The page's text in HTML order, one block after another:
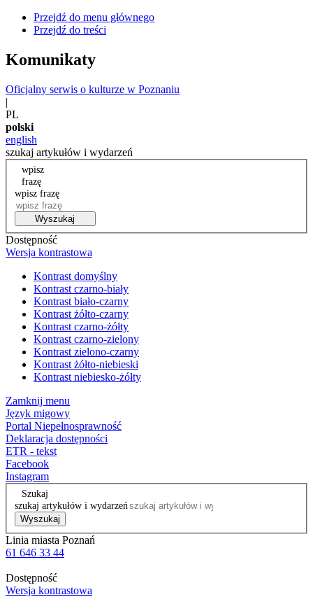
Przejdź do menu głównego
Przejdź do treści
Komunikaty
Oficjalny serwis o kulturze w Poznaniu
|
PL
polski
english
szukaj artykułów i wydarzeń
wpisz
frazę
wpisz frazę
Wyszukaj
Dostępność
Wersja kontrastowa
Kontrast domyślny
Kontrast czarno-biały
Kontrast biało-czarny
Kontrast żółto-czarny
Kontrast czarno-żółty
Kontrast czarno-zielony
Kontrast zielono-czarny
Kontrast żółto-niebieski
Kontrast niebiesko-żółty
Zamknij menu
Język migowy
Portal Niepełnosprawność
Deklaracja dostępności
ETR - tekst
Facebook
Instagram
Szukaj
szukaj artykułów i wydarzeń
Wyszukaj
Linia miasta Poznań
61 646 33 44
Dostępność
Wersja kontrastowa